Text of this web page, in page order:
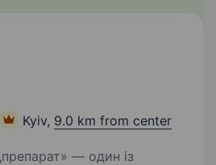
Kyiv, 9.0 km from center